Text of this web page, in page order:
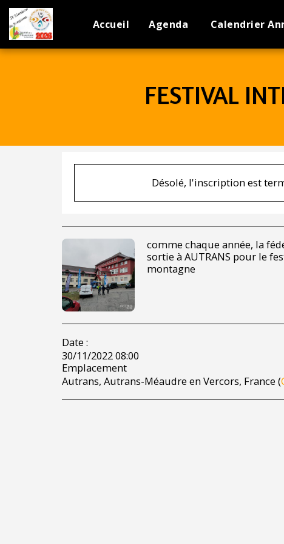
Accueil Agenda Calendrier
FESTIVAL
Désolé, l'inscription est
comme chaque année, la
sortie à AUTRANS pour le
montagne
Date :
30/11/2022 08:00
Emplacement
Autrans, Autrans-Méaudre en Vercors, France (